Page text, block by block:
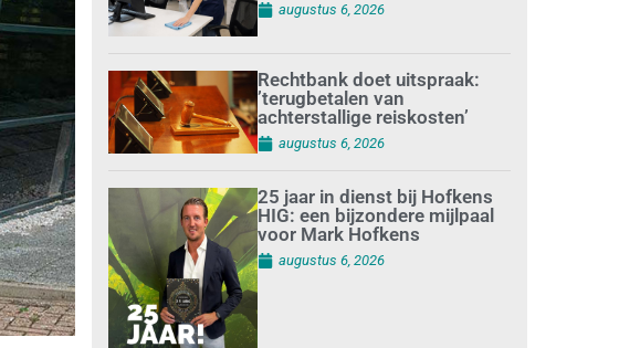
augustus 6, 2026
Rechtbank doet uitspraak:
’terugbetalen van
achterstallige reiskosten’
augustus 6, 2026
25 jaar in dienst bij Hofkens
HIG: een bijzondere mijlpaal
voor Mark Hofkens
augustus 6, 2026